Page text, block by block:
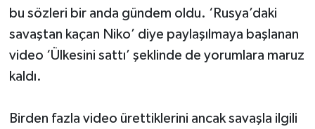
bu sözleri bir anda gündem oldu. ‘Rusya’daki
savaştan kaçan Niko’ diye paylaşılmaya başlanan
video ‘Ülkesini sattı’ şeklinde de yorumlara maruz
kaldı.
Birden fazla video ürettiklerini ancak savaşla ilgili